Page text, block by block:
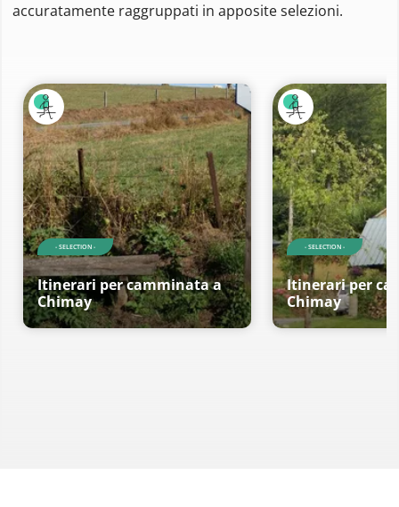
accuratamente raggruppati in apposite selezioni.
- SELECTION -
Itinerari per camminata a
Chimay
- SELECTION -
Itinerari per
Chimay